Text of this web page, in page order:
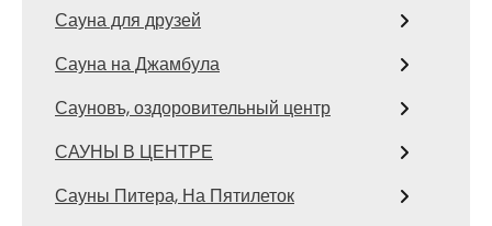
Сауна для друзей
Сауна на Джамбула
Сауновъ, оздоровительный центр
САУНЫ В ЦЕНТРЕ
Сауны Питера, На Пятилеток